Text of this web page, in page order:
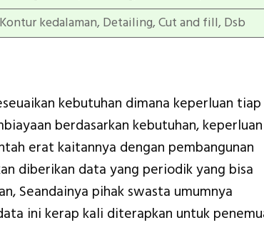
Kontur kedalaman, Detailing, Cut and fill, Dsb
kebutuhan dimana keperluan tiap
berdasarkan kebutuhan, keperluan
erat kaitannya dengan pembangunan
diberikan data yang periodik yang bisa
Seandainya pihak swasta umumnya
ini kerap kali diterapkan untuk